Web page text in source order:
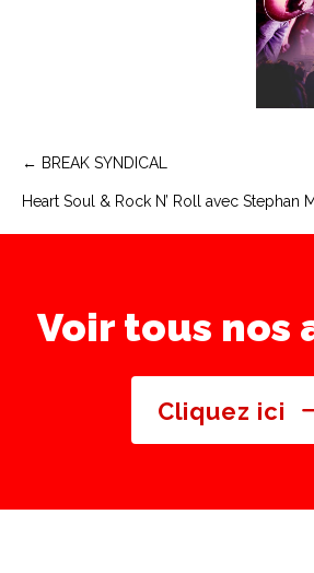
Navigation
de
← BREAK SYNDICAL
Heart Soul & Rock N’ Roll avec Stephan
Voir tous nos
Cliquez ici